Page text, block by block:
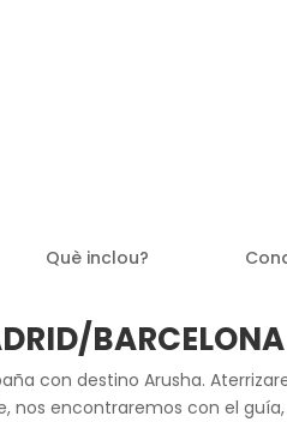
Què inclou?
con destino Arusha.
nos encontraremos con el